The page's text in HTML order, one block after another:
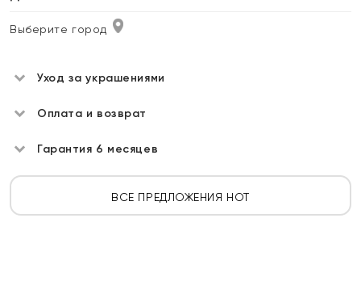
Выберите город
Уход за украшениями
Оплата и возврат
Гарантия 6 месяцев
ВСЕ ПРЕДЛОЖЕНИЯ HOT